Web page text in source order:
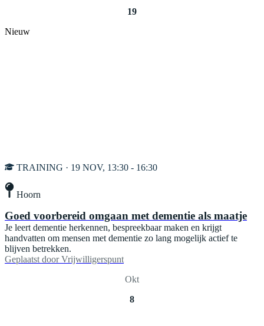
19
Nieuw
TRAINING · 19 NOV, 13:30 - 16:30
Hoorn
Goed voorbereid omgaan met dementie als maatje
Je leert dementie herkennen, bespreekbaar maken en krijgt
handvatten om mensen met dementie zo lang mogelijk actief te
blijven betrekken.
Geplaatst door Vrijwilligerspunt
Okt
8